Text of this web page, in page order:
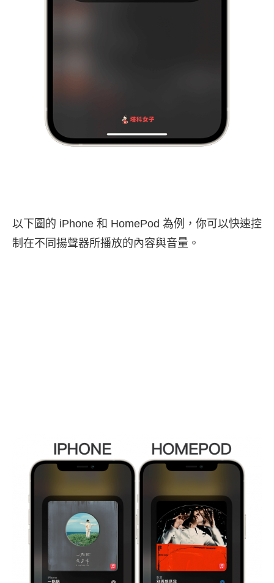
以下圖的 iPhone 和 HomePod 為例，你可以快速控
制在不同揚聲器所播放的內容與音量。